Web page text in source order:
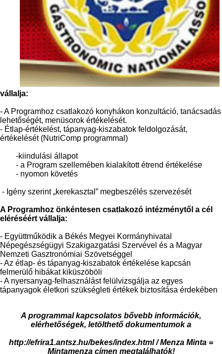
vállalja:
- A Programhoz csatlakozó konyhákon konzultáció, tanácsadás
lehetőségét, menüsorok értékelését.
- Étlap-értékelést, tápanyag-kiszabatok feldolgozását,
értékelését (NutriComp programmal)
-kiindulási állapot
- a Program szellemében kialakított étrend értékelése
- nyomon követés
- Igény szerint „kerekasztal” megbeszélés szervezését
A Programhoz önkéntesen csatlakozó intézménytől a cél
eléréséért vállalja:
- Együttműködik a Békés Megyei Kormányhivatal
Népegészségügyi Szakigazgatási Szervével és a Magyar
Nemzeti Gasztronómiai Szövetséggel
- Az étlap- és tápanyag-kiszabatok értékelése kapcsán
felmerülő hibákat kiküszöböli
- A nyersanyag-felhasználást felülvizsgálja az egyes
tápanyagok életkori szükségleti értékek biztosítása érdekében
A programmal kapcsolatos bővebb információk,
elérhetőségek, letölthető dokumentumok a
http://efrira1.antsz.hu/bekes/index.html / Menza Minta =
Mintamenza címen megtalálhatók!